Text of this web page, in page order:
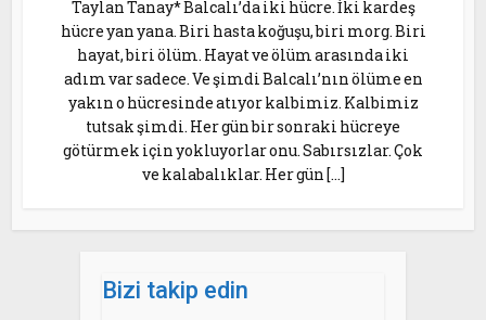
Taylan Tanay* Balcalı’da iki hücre. İki kardeş
hücre yan yana. Biri hasta koğuşu, biri morg. Biri
hayat, biri ölüm. Hayat ve ölüm arasında iki
adım var sadece. Ve şimdi Balcalı’nın ölüme en
yakın o hücresinde atıyor kalbimiz. Kalbimiz
tutsak şimdi. Her gün bir sonraki hücreye
götürmek için yokluyorlar onu. Sabırsızlar. Çok
ve kalabalıklar. Her gün […]
Bizi takip edin